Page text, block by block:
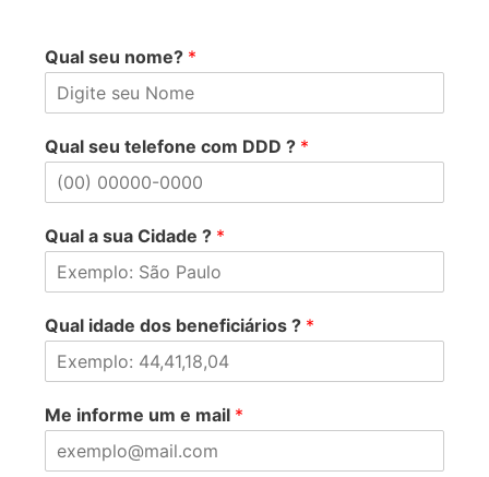
Qual seu nome? *
Qual seu telefone com DDD ? *
Qual a sua Cidade ? *
Qual idade dos beneficiários ? *
Me informe um e mail *